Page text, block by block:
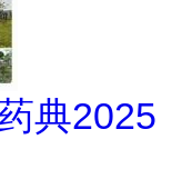
典2025